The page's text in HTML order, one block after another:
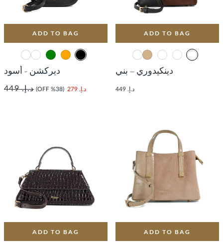
ADD TO BAG
دينكيدوري – بني
د.إ. 449
ADD TO BAG
ديركشن - أسود
د.إ. 279 (38% OFF) د.إ. 449
ADD TO BAG
ADD TO BAG